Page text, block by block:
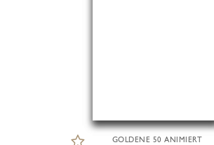
GOLDENE 50 ANIMIERT